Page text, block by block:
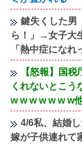
鍵失くした男
ら！」→女子大
「熱中症にな
【怒報】国
くれないとこ
w w w w w w w
4/6私、結婚
嫁が子供連れて